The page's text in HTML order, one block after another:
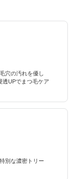
穴の汚れを優し
透UPでまつ毛ケア
別な濃密トリー